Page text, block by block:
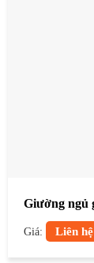
Giường ngủ
Giá: Liên hệ